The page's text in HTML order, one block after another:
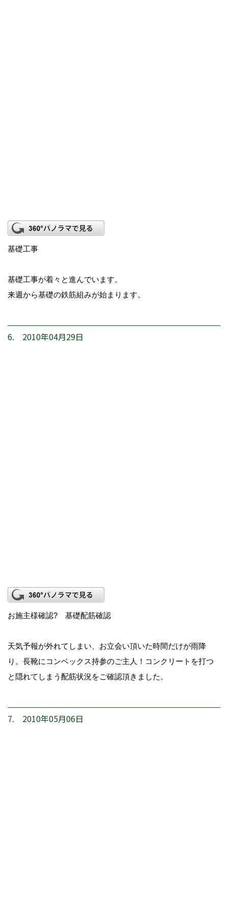
基礎工事
基礎工事が着々と進んでいます。
来週から基礎の鉄筋組みが始まります。
6. 2010年04月29日
お施主様確認? 基礎配筋確認
天気予報が外れてしまい、お立会い頂いた時間だけが雨降
り。長靴にコンベックス持参のご主人！コンクリートを打つ
と隠れてしまう配筋状況をご確認頂きました。
7. 2010年05月06日